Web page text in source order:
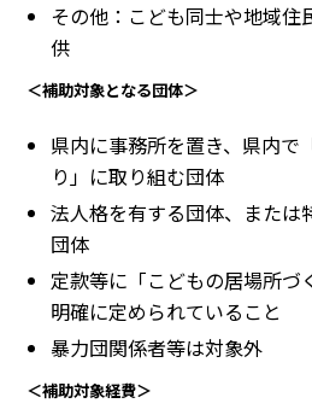
その他：こども同士や地域住
供
＜補助対象となる団体＞
県内に事務所を置き、県内で
り」に取り組む団体
法人格を有する団体、または
団体
定款等に「こどもの居場所づ
明確に定められていること
暴力団関係者等は対象外
＜補助対象経費＞